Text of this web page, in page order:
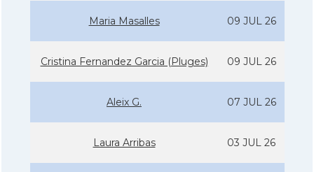
Maria Masalles 09 JUL 26
Cristina Fernandez Garcia (Pluges) 09 JUL 26
Aleix G. 07 JUL 26
Laura Arribas 03 JUL 26